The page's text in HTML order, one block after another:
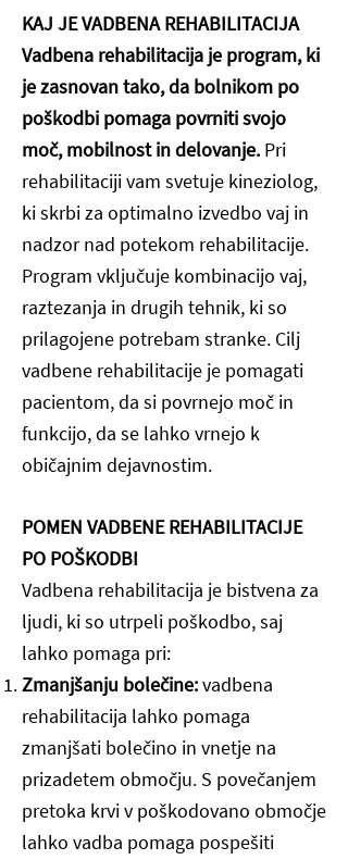
KAJ JE VADBENA REHABILITACIJA
Vadbena rehabilitacija je program, ki
je zasnovan tako, da bolnikom po
poškodbi pomaga povrniti svojo
moč, mobilnost in delovanje. Pri
rehabilitaciji vam svetuje kineziolog,
ki skrbi za optimalno izvedbo vaj in
nadzor nad potekom rehabilitacije.
Program vključuje kombinacijo vaj,
raztezanja in drugih tehnik, ki so
prilagojene potrebam stranke. Cilj
vadbene rehabilitacije je pomagati
pacientom, da si povrnejo moč in
funkcijo, da se lahko vrnejo k
običajnim dejavnostim.
POMEN VADBENE REHABILITACIJE
PO POŠKODBI
Vadbena rehabilitacija je bistvena za
ljudi, ki so utrpeli poškodbo, saj
lahko pomaga pri:
Zmanjšanju bolečine:vadbena
rehabilitacija lahko pomaga
zmanjšati bolečino in vnetje na
prizadetem območju. S povečanjem
pretoka krvi v poškodovano območje
lahko vadba pomaga pospešiti